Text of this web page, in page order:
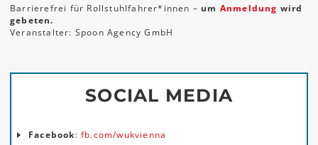
Barrierefrei für Rollstuhlfahrer*innen – um Anmeldung wird
gebeten.
Veranstalter: Spoon Agency GmbH
SOCIAL MEDIA
Facebook:fb.com/wukvienna